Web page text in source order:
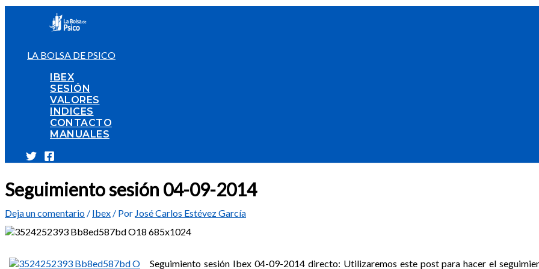
LA BOLSA DE PSICO
IBEX
SESIÓN
VALORES
INDICES
CONTACTO
MANUALES
Seguimiento sesión 04-09-2014
Deja un comentario / Ibex / Por José Carlos Estévez García
Seguimiento sesión Ibex 04-09-2014 directo: Utilizaremos este post para hacer el